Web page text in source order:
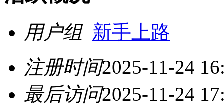
用户组 新手上路
注册时间2025-11-24
最后访问2025-11-24